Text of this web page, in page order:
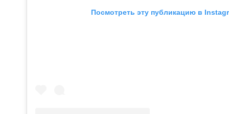
Посмотреть эту публикацию в